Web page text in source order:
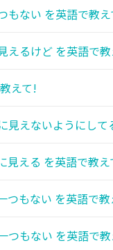
もない を英語で教
えるけど を英語で
えて!
見えないようにして
見える を英語で教
つもない を英語で
つもない を英語で